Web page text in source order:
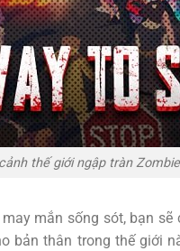
thế giới ngập tràn Zombie
mắn sống sót, bạn
bản thân trong thế giới